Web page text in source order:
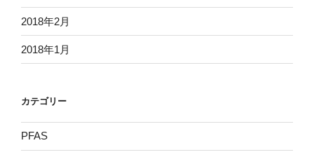
2018年2月
2018年1月
カテゴリー
PFAS